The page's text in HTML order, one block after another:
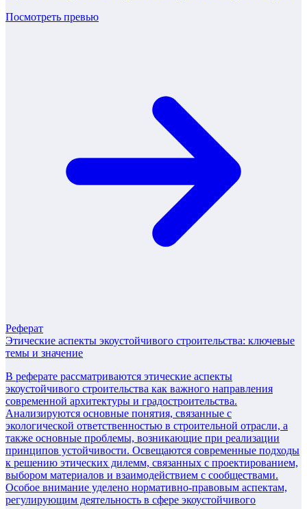
Посмотреть превью
Реферат
Этические аспекты экоустойчивого строительства: ключевые
темы и значение
В реферате рассматриваются этические аспекты
экоустойчивого строительства как важного направления
современной архитектуры и градостроительства.
Анализируются основные понятия, связанные с
экологической ответственностью в строительной отрасли, а
также основные проблемы, возникающие при реализации
принципов устойчивости. Освещаются современные подходы
к решению этических дилемм, связанных с проектированием,
выбором материалов и взаимодействием с сообществами.
Особое внимание уделено нормативно-правовым аспектам,
регулирующим деятельность в сфере экоустойчивого